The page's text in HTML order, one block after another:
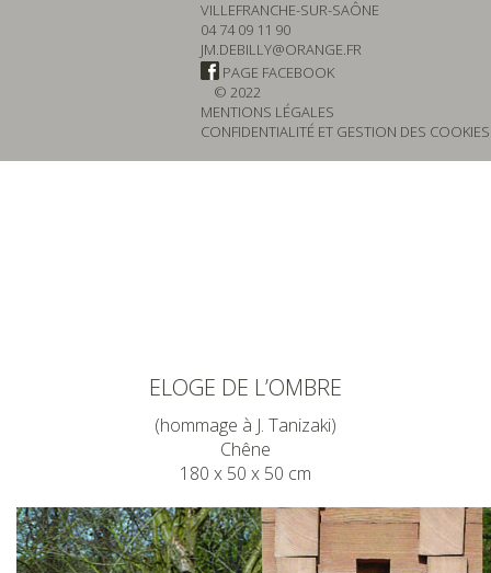
VILLEFRANCHE-SUR-SAÔNE
04 74 09 11 90
JM.DEBILLY@ORANGE.FR
PAGE FACEBOOK
© 2022
MENTIONS LÉGALES
CONFIDENTIALITÉ ET GESTION DES COOKIES
ELOGE DE L’OMBRE
(hommage à J. Tanizaki)
Chêne
180 x 50 x 50 cm